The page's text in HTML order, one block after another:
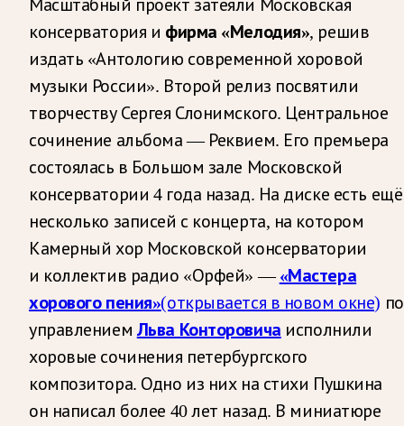
Масштабный проект затеяли Московская
консерватория и фирма «Мелодия», решив
издать «Антологию современной хоровой
музыки России». Второй релиз посвятили
творчеству Сергея Слонимского. Центральное
сочинение альбома — Реквием. Его премьера
состоялась в Большом зале Московской
консерватории 4 года назад. На диске есть ещё
несколько записей с концерта, на котором
Камерный хор Московской консерватории
и коллектив радио «Орфей» —«Мастера
хорового пения»(открывается в новом окне)
управлением Льва Конторовича исполнили
хоровые сочинения петербургского
композитора. Одно из них на стихи Пушкина
он написал более 40 лет назад. В миниатюре